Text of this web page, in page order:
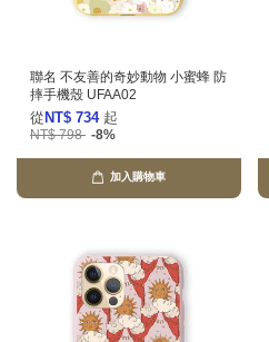
聯名 不友善的奇妙動物 小蜜蜂 防
摔手機殼 UFAA02
從 NT$ 734 起
NT$ 798 -8%
加入購物車